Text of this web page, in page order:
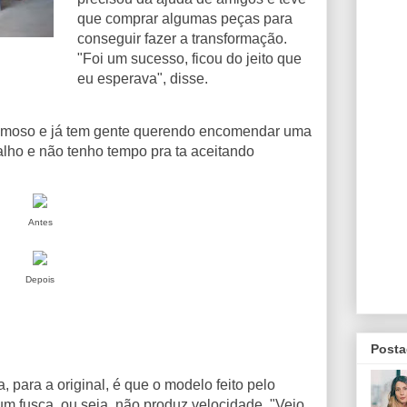
que comprar algumas peças para
conseguir fazer a transformação.
"Foi um sucesso, ficou do jeito que
eu esperava", disse.
e já tem gente querendo encomendar uma
e não tenho tempo pra ta aceitando
Antes
Depois
para a original, é que o modelo feito pelo